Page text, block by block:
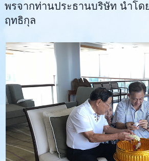
พรจากท่านประธานบริษัท นำโด
ฤทธิกุล